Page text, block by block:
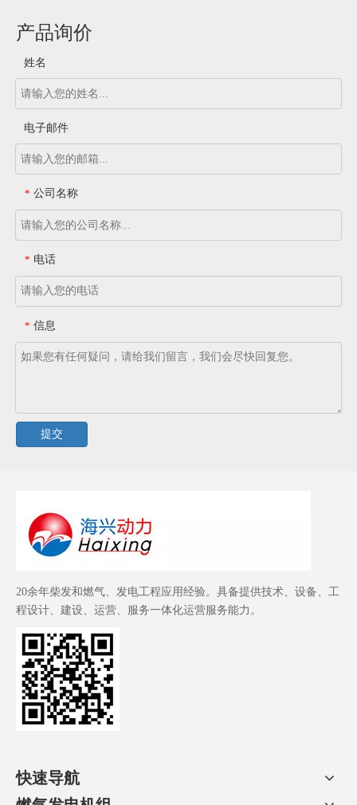
产品询价
姓名
电子邮件
* 公司名称
* 电话
* 信息
提交
20余年柴发和燃气、发电工程应用经验。具备提供技术、设备、工
程设计、建设、运营、服务一体化运营服务能力。
快速导航